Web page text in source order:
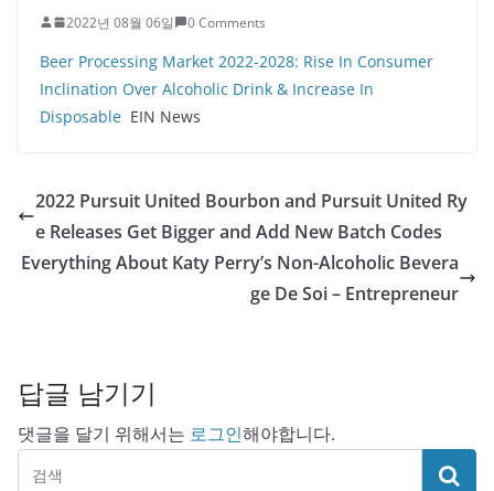
2022년 08월 06일 0 Comments
Beer Processing Market 2022-2028: Rise In Consumer
Inclination Over Alcoholic Drink & Increase In
Disposable EIN News
2022 Pursuit United Bourbon and Pursuit United Ry
e Releases Get Bigger and Add New Batch Codes
Everything About Katy Perry’s Non-Alcoholic Bevera
ge De Soi – Entrepreneur
답글 남기기
댓글을 달기 위해서는 로그인해야합니다.